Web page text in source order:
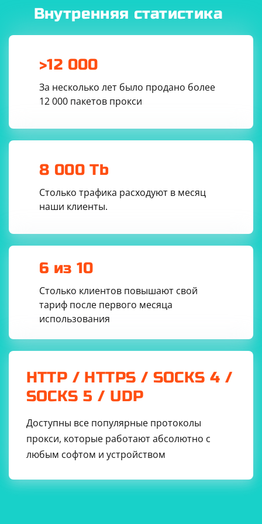
Внутренняя статистика
>12 000
За несколько лет было продано более
12 000 пакетов прокси
8 000 Tb
Столько трафика расходуют в месяц
наши клиенты.
6 из 10
Столько клиентов повышают свой
тариф после первого месяца
использования
HTTP / HTTPS / SOCKS 4 /
SOCKS 5 / UDP
Доступны все популярные протоколы
прокси, которые работают абсолютно с
любым софтом и устройством